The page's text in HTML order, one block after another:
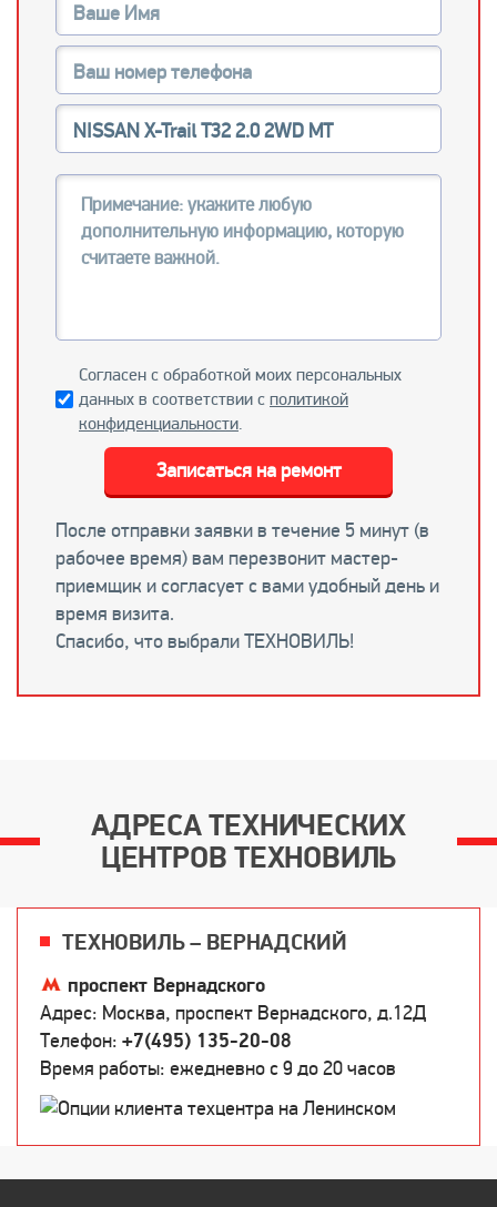
Согласен с обработкой моих персональных
данных в соответствии с политикой
конфиденциальности.
После отправки заявки в течение 5 минут (в
рабочее время) вам перезвонит мастер-
приемщик и согласует с вами удобный день и
время визита.
Спасибо, что выбрали ТЕХНОВИЛЬ!
Записаться на ремонт
АДРЕСА ТЕХНИЧЕСКИХ
ЦЕНТРОВ ТЕХНОВИЛЬ
ТЕХНОВИЛЬ – ВЕРНАДСКИЙ
проспект Вернадского
Адрес: Москва, проспект Вернадского, д.12Д
Телефон: +7(495) 135-20-08
Время работы: ежедневно c 9 до 20 часов